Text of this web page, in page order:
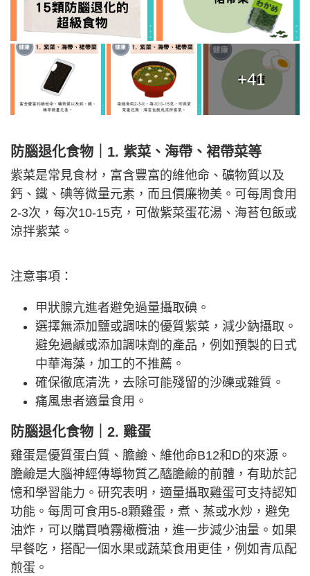
+41
防腦退化食物｜1. 紫菜、海帶、裙帶菜等
紫菜是常見食材，富含豐富的維他命、礦物質以及
鈣、鐵、碘等微量元素，而且價廉物美。可每周食用
2-3次，每次10-15克，可做紫菜蛋花湯、海苔包飯或
涼拌紫菜。
注意事項：
甲狀腺亢進者避免過量攝取碘。
選擇無添加鹽或調味的優質紫菜，減少鈉攝取。
避免過鹹或添加調味劑的產品，例如預製的日式
中華海藻，加工的不推薦。
確保徹底清洗，去除可能殘留的沙礫或雜質。
痛風患者適量食用。
防腦退化食物｜2. 雞蛋
雞蛋是優質蛋白質、膽鹼、維他命B12和D的來源。
膽鹼是大腦神經傳導物質乙醯膽鹼的前體，有助於記
憶和學習能力。研究表明，適量攝取雞蛋可支持認知
功能。每周可食用5-8顆雞蛋，煮、蒸或水炒，避免
油炸，可以購買噴霧橄欖油，進一步減少油量。如果
早餐吃，搭配一個水果或蔬菜食用更佳，例如青瓜配
煎蛋。